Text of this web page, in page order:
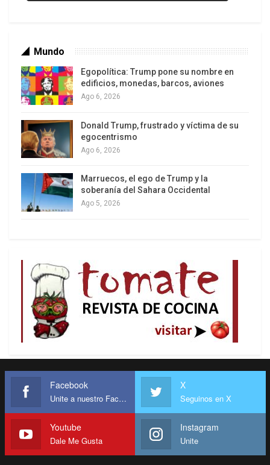
Los latinos le van dando la espalda a Trump
Mundo
Egopolítica: Trump pone su nombre en
edificios, monedas, barcos, aviones
Ago 6, 2026
Donald Trump, frustrado y víctima de su
egocentrismo
Ago 6, 2026
Marruecos, el ego de Trump y la
soberanía del Sahara Occidental
Ago 5, 2026
Facebook
Unite a nuestro Facebook
X
Seguinos en X
Youtube
Dale Me Gusta
Instagram
Unite